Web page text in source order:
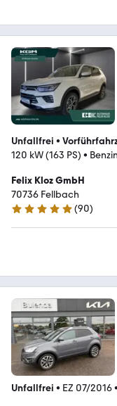
Unfallfrei •
120 kW (163 PS) • Benzin
Felix Kloz GmbH
70736 Fellbach
4.8 Sterne
(90)
Unfallfrei • EZ 07/2016•